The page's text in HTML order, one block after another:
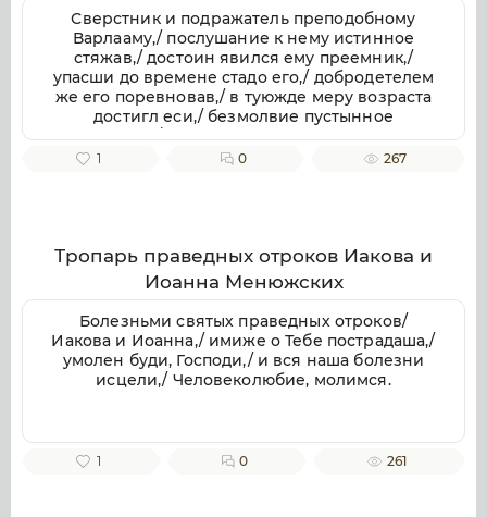
Сверстник и подражатель преподобному
Варлааму,/ послушание к нему истинное
стяжав,/ достоин явился ему преемник,/
упасши до времене стадо его,/ добродетелем
же его поревновав,/ в туюжде меру возраста
достигл еси,/ безмолвие пустынное
возлюбив,/ и угоден Господеви показался
еси,/ первоначальный быв пустыни при
тихий рачителю.
1 0 267
Тропарь праведных отроков Иакова и
Иоанна Менюжских
Болезньми святых праведных отроков/
Иакова и Иоанна,/ имиже о Тебе пострадаша,/
умолен буди, Господи,/ и вся наша болезни
исцели,/ Человеколюбие, молимся.
1 0 261